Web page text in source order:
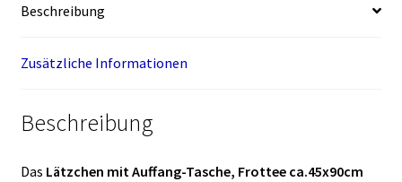
Beschreibung
Zusätzliche Informationen
Beschreibung
Das Lätzchen mit Auffang-Tasche, Frottee ca.45x90cm